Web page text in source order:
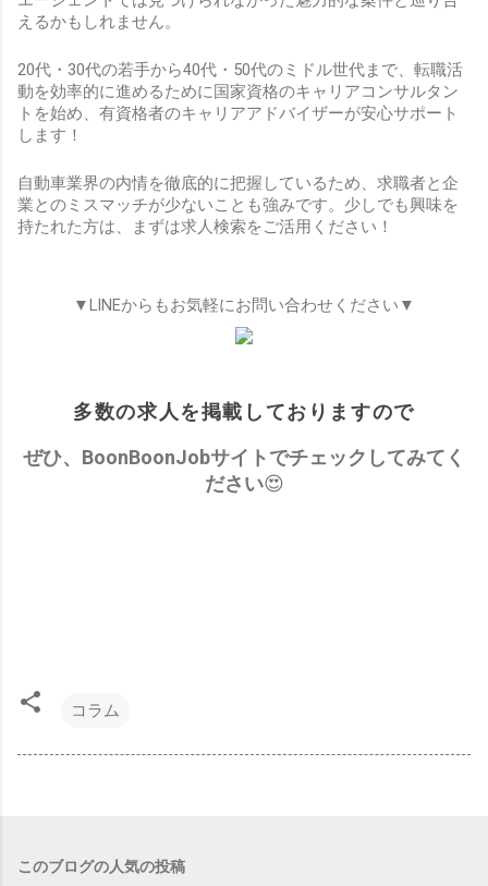
えるかもしれません。
20代・30代の若手から40代・50代のミドル世代まで、転職活
動を効率的に進めるために国家資格のキャリアコンサルタン
トを始め、有資格者のキャリアアドバイザーが安心サポート
します！
自動車業界の内情を徹底的に把握しているため、求職者と企
業とのミスマッチが少ないことも強みです。少しでも興味を
持たれた方は、まずは求人検索をご活用ください！
▼LINEからもお気軽にお問い合わせください▼
多数の求人を掲載しておりますので
ぜひ、BoonBoonJobサイトでチェックしてみてく
ださい😍
コラム
このブログの人気の投稿